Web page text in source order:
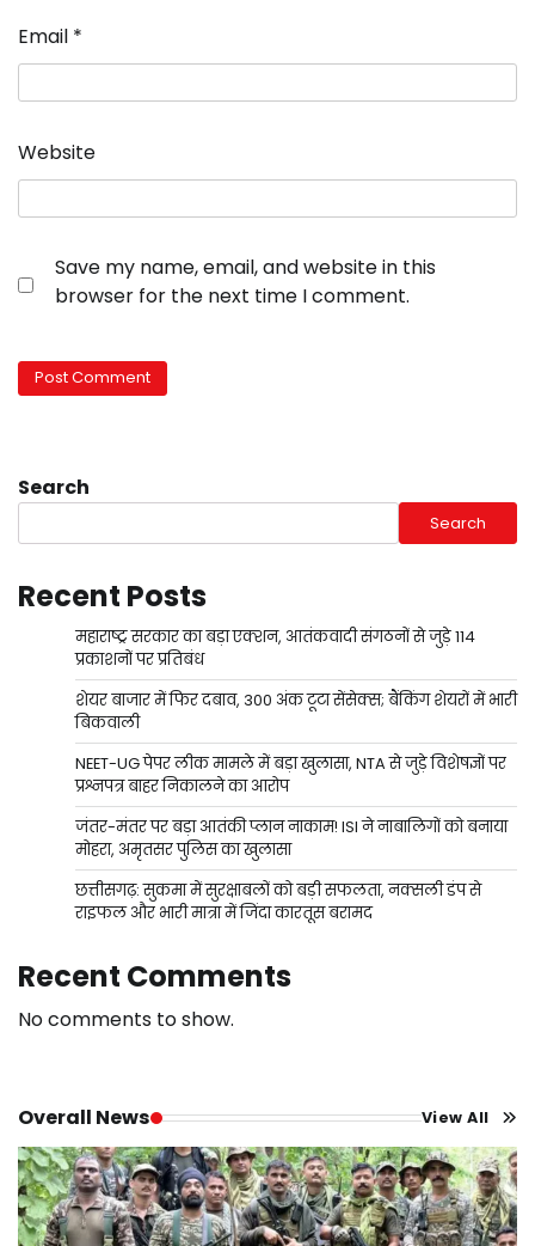
Email *
Website
Save my name, email, and website in this
browser for the next time I comment.
Search
Search
Recent Posts
महाराष्ट्र सरकार का बड़ा एक्शन, आतंकवादी संगठनों से जुड़े 114
प्रकाशनों पर प्रतिबंध
शेयर बाजार में फिर दबाव, 300 अंक टूटा सेंसेक्स; बैंकिंग शेयरों में भारी
बिकवाली
NEET-UG पेपर लीक मामले में बड़ा खुलासा, NTA से जुड़े विशेषज्ञों पर
प्रश्नपत्र बाहर निकालने का आरोप
जंतर-मंतर पर बड़ा आतंकी प्लान नाकाम! ISI ने नाबालिगों को बनाया
मोहरा, अमृतसर पुलिस का खुलासा
छत्तीसगढ़: सुकमा में सुरक्षाबलों को बड़ी सफलता, नक्सली डंप से
राइफल और भारी मात्रा में जिंदा कारतूस बरामद
Recent Comments
No comments to show.
Overall News View All